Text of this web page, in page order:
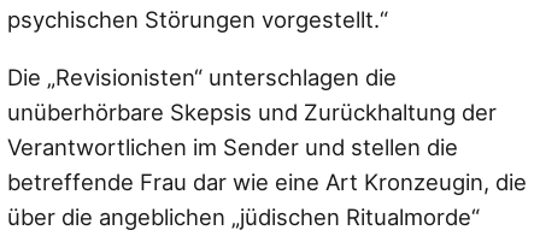
psychischen Störungen vorgestellt.“
Die „Revisionisten“ unterschlagen die
unüberhörbare Skepsis und Zurückhaltung der
Verantwortlichen im Sender und stellen die
betreffende Frau dar wie eine Art Kronzeugin, die
über die angeblichen „jüdischen Ritualmorde“